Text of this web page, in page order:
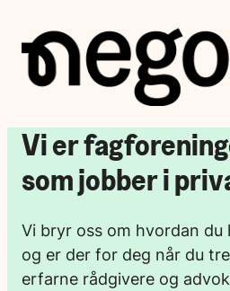
innhold
Vi er
som jobber i
Vi bryr oss om hvordan du
og er der for deg når du
erfarne rådgivere og